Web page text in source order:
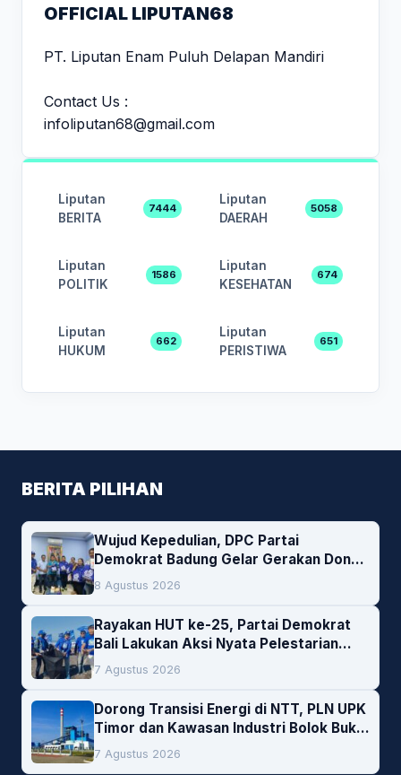
OFFICIAL LIPUTAN68
PT. Liputan Enam Puluh Delapan Mandiri
Contact Us :
infoliputan68@gmail.com
Liputan
BERITA
7444
Liputan
DAERAH
5058
Liputan
POLITIK
1586
Liputan
KESEHATAN
674
Liputan
HUKUM
662
Liputan
PERISTIWA
651
BERITA PILIHAN
Wujud Kepedulian, DPC Partai
Demokrat Badung Gelar Gerakan Donor
Darah
8 Agustus 2026
Rayakan HUT ke-25, Partai Demokrat
Bali Lakukan Aksi Nyata Pelestarian
Lingkungan
7 Agustus 2026
Dorong Transisi Energi di NTT, PLN UPK
Timor dan Kawasan Industri Bolok Buka
Peluang Investasi Woodchip untuk
Cofiring PLTU Bolok
7 Agustus 2026